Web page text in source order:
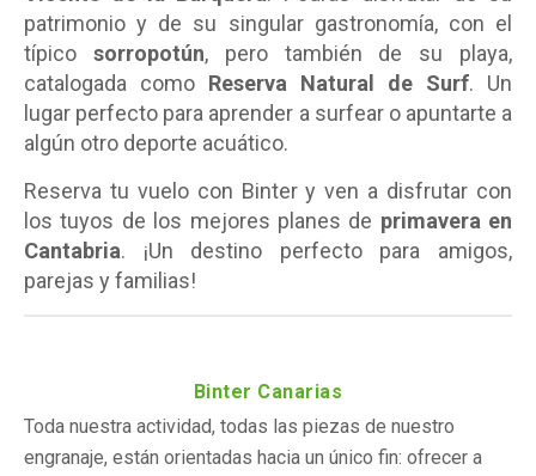
patrimonio y de su singular gastronomía, con el
típico sorropotún, pero también de su playa,
catalogada como Reserva Natural de Surf. Un
lugar perfecto para aprender a surfear o apuntarte a
algún otro deporte acuático.
Reserva tu vuelo con Binter y ven a disfrutar con
los tuyos de los mejores planes de primavera en
Cantabria. ¡Un destino perfecto para amigos,
parejas y familias!
Binter Canarias
Toda nuestra actividad, todas las piezas de nuestro
engranaje, están orientadas hacia un único fin: ofrecer a